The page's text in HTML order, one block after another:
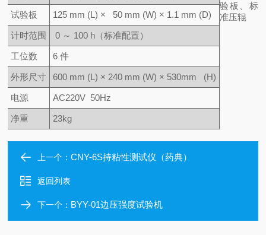
试验板 125 mm (L) × 50 mm (W) × 1.1 mm (D)
计时范围 0 ～ 100 h（标准配置）
工位数 6件
外形尺寸 600 mm (L) × 240 mm (W) × 530mm (H)
电源 AC220V 50Hz
净重 23kg
验板、标
准压辊
上一个：CNY-6S持粘性测试仪（药典）
返回列表
下一个： BYY-01边压强度试验机